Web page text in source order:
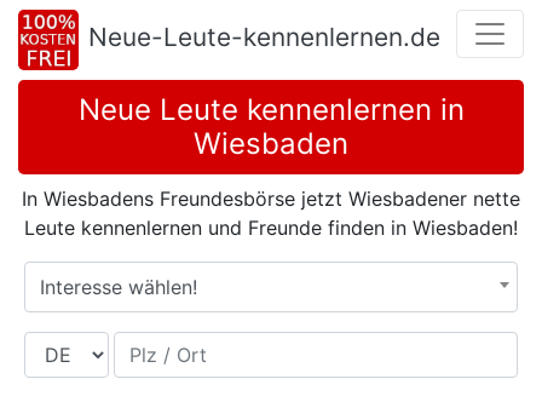
Neue-Leute-kennenlernen.de
Neue Leute kennenlernen in
Wiesbaden
In Wiesbadens Freundesbörse jetzt Wiesbadener nette
Leute kennenlernen und Freunde finden in Wiesbaden!
Interesse wählen!
Land Plz / Ort